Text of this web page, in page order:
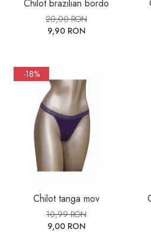
Chilot brazilian bordo
20,00 RON
9,90 RON
-18%
Chilot tanga mov
10,99 RON
9,00 RON